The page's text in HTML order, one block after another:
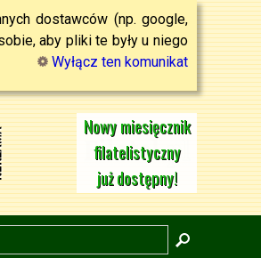
dostawców (np. google,
aby pliki te były u niego
Wyłącz ten komunikat
Nowy miesięcznik
filatelistyczny
już dostępny!